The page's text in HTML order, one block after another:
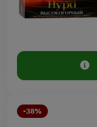
-38%